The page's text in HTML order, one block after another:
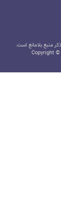
منبع بلامانع است.
Copyright ©